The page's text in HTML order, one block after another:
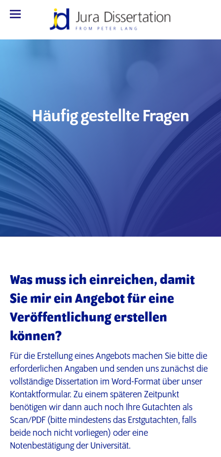
Häufig gestellte Fragen
Was muss ich einreichen, damit
Sie mir ein Angebot für eine
Veröffentlichung erstellen
können?
Für die Erstellung eines Angebots machen Sie bitte die
erforderlichen Angaben und senden uns zunächst die
vollständige Dissertation im Word-Format über unser
Kontaktformular. Zu einem späteren Zeitpunkt
benötigen wir dann auch noch Ihre Gutachten als
Scan/PDF (bitte mindestens das Erstgutachten, falls
beide noch nicht vorliegen) oder eine
Notenbestätigung der Universität.